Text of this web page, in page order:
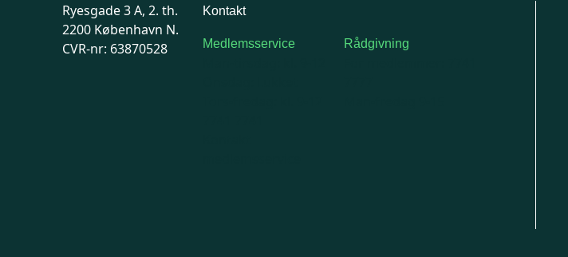
Ryesgade 3 A, 2. th.
2200 København N.
CVR-nr: 63870528
Kontakt
Medlemsservice Rådgivning